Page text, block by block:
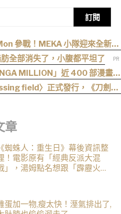
訂閱
參戰！MEKA 小隊迎來全新領
袖全部消失了，小腹都平坦了
MILLION」近 400 部漫畫免
影忍者》支援逾百種語言
field〉正式發行，《刀劍神
章
《蜘蛛人：重生日》幕後資訊整
！電影原有「經典反派大混
」，湯姆點名想跟「霹靂火」
蛋加一物,瘦太快！溼氣排出了,